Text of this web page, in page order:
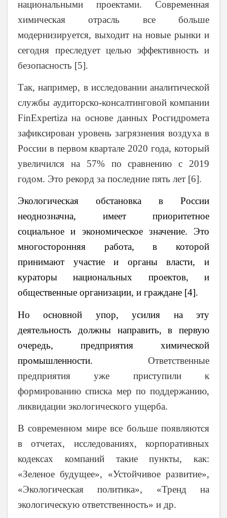
национальными проектами. Современная
химическая отрасль все больше
модернизируется, выходит на новые рынки и
сегодня преследует целью эффективность и
безопасность [5].
Так, например, в исследовании аналитической
службы аудиторско-консалтинговой компании
FinExpertiza на основе данных Росгидромета
зафиксирован уровень загрязнения воздуха в
России в первом квартале 2020 года, который
увеличился на 57% по сравнению с 2019
годом. Это рекорд за последние пять лет [6].
Экологическая обстановка в России
неоднозначна, имеет приоритетное
социальное и экономическое значение. Это
многосторонняя работа, в которой
принимают участие и органы власти, и
кураторы национальных проектов, и
общественные организации, и граждане [4].
Но основной упор, усилия на эту
деятельность должны направить, в первую
очередь, предприятия химической
промышленности. Ответственные
предприятия уже приступили к
формированию списка мер по поддержанию,
ликвидации экологического ущерба.
В современном мире все больше появляются
в отчетах, исследованиях, корпоративных
кодексах компаний такие пункты, как:
«Зеленое будущее», «Устойчивое развитие»,
«Экологическая политика», «Тренд на
экологическую ответственность» и др.